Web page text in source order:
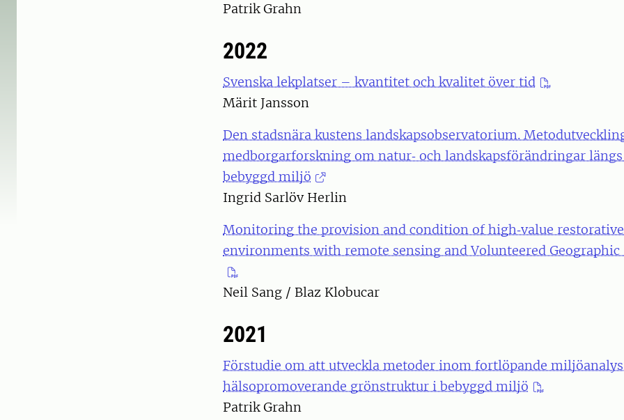
Patrik Grahn
2022
Svenska lekplatser – kvantitet och kvalitet över tid
Märit Jansson
Den stadsnära kustens landskapsobservatorium.
medborgarforskning om natur‐ och landskapsförändringar
bebyggd miljö
Ingrid Sarlöv Herlin
Monitoring the provision and condition of high‐value
environments with remote sensing and Volunteered
Neil Sang / Blaz Klobucar
2021
Förstudie om att utveckla metoder inom fortlöpande miljöanalys
hälsopromoverande grönstruktur i bebyggd miljö
Patrik Grahn